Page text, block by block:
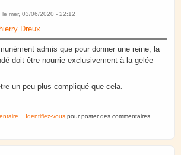
le mer, 03/06/2020 - 22:12
Dreux.
admis que pour donner une reine, la
doit être nourrie exclusivement à la gelée
un peu plus compliqué que cela.
du pouvoir.Identifiez-vous pour poster des commentaires